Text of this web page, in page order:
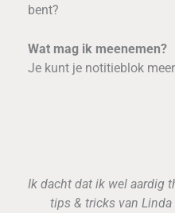
bent?
Wat mag ik meenemen?
Je kunt je notitieblok
Ik dacht dat ik wel aardig
tips & tricks van Linda